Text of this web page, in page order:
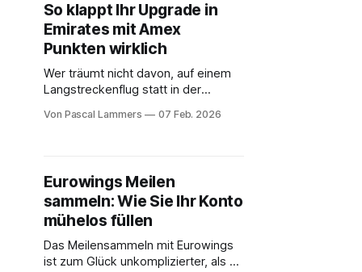
Passagiere sogar die Wahl zwischen
dem riesigen Hauptdeck und dem
exklusiven, fast schon privaten
So klappt Ihr Upgrade in
Emirates mit Amex
Punkten wirklich
Wer träumt nicht davon, auf einem
Langstreckenflug statt in der
der Business oder sogar First Class
Unsummen für ein neues Ticket
auszugeben, sondern seine
gesammelten Meilen und Punkte
Von Pascal Lammers 07 Feb. 2026
Eurowings Meilen
sammeln: Wie Sie Ihr Konto
mühelos füllen
Das Meilensammeln mit Eurowings
ist zum Glück unkomplizierter, als es